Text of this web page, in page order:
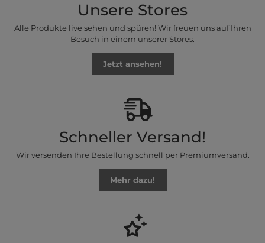
Unsere Stores
Alle Produkte live sehen und spüren! Wir freuen uns auf Ihren
Besuch in einem unserer Stores.
Jetzt ansehen!
Schneller Versand!
Wir versenden Ihre Bestellung schnell per Premiumversand.
Mehr dazu!